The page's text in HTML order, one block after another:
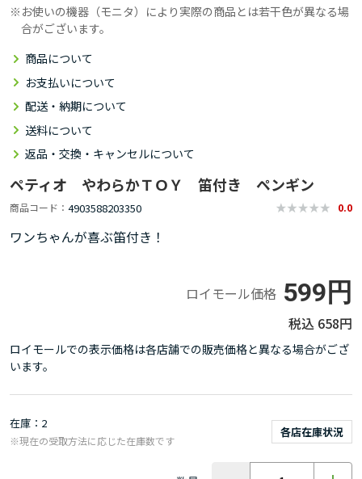
お使いの機器（モニタ）により実際の商品とは若干色が異なる場
合がございます。
商品について
お支払いについて
配送・納期について
送料について
返品・交換・キャンセルについて
ペティオ やわらかＴＯＹ 笛付き ペンギン
商品コード 4903588203350 0.0
ワンちゃんが喜ぶ笛付き！
ロイモール価格 599円
658円
ロイモールでの表示価格は各店舗での販売価格と異なる場合がござ
います。
在庫 2
各店在庫状況
※現在の受取方法に応じた在庫数です